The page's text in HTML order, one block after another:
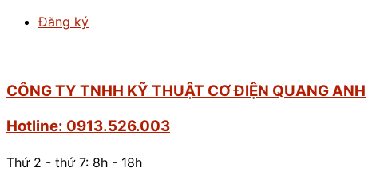
Đăng ký
CÔNG TY TNHH KỸ THUẬT CƠ ĐIỆN QUANG ANH
Hotline: 0913.526.003
Thứ 2 - thứ 7: 8h - 18h